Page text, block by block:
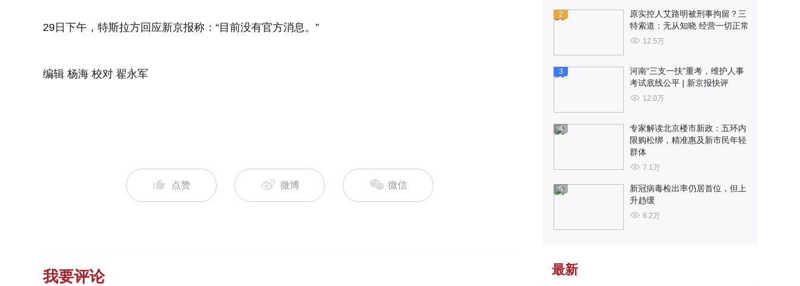
29日下午，特斯拉方回应新京报称：“目前没有官方消息。”
编辑 杨海 校对 翟永军
点赞 微博 微信
我要评论
2
原实控人艾路明被刑事拘留？三
特索道：无从知晓 经营一切正常
12.5万
3
河南“三支一扶”重考，维护人事
考试底线公平 | 新京报快评
12.0万
4
专家解读北京楼市新政：五环内
限购松绑，精准惠及新市民年轻
群体
7.1万
5
新冠病毒检出率仍居首位，但上
升趋缓
6.2万
最新